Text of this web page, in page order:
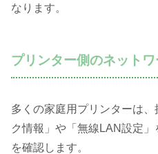
なります。
プリンター側のネット
多くの家庭用プリンターは
ク情報」や「無線LAN設定
を確認します。